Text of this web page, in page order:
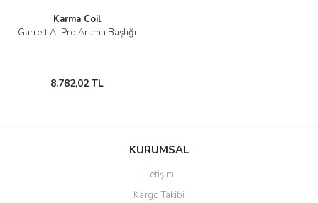
Karma Coil
Garrett At Pro Arama Başlığı
8.782,02 TL
KURUMSAL
İletişim
Kargo Takibi